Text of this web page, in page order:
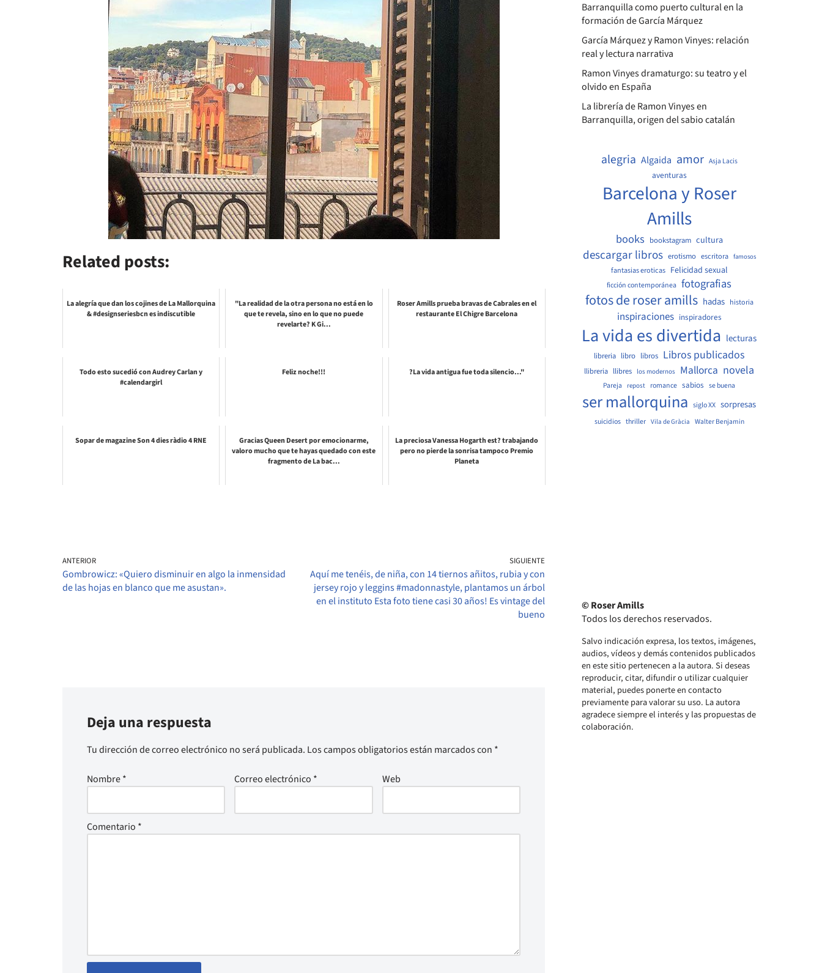
Related posts:
La alegría que dan los cojines de La Mallorquina
& #designseriesbcn es indiscutible
"La realidad de la otra persona no está en lo
que te revela, sino en lo que no puede
revelarte? K Gi...
Roser Amills prueba bravas de Cabrales en el
restaurante El Chigre Barcelona
Todo esto sucedió con Audrey Carlan y
#calendargirl
Feliz noche!!! ?La vida antigua fue toda silencio..."
Sopar de magazine Son 4 dies ràdio 4 RNE
Gracias Queen Desert por emocionarme,
valoro mucho que te hayas quedado con este
fragmento de La bac...
La preciosa Vanessa Hogarth est? trabajando
pero no pierde la sonrisa tampoco Premio
Planeta
ANTERIOR
Gombrowicz: «Quiero disminuir en algo la inmensidad
de las hojas en blanco que me asustan».
SIGUIENTE
Aquí me tenéis, de niña, con 14 tiernos añitos, rubia y con
jersey rojo y leggins #madonnastyle, plantamos un árbol
en el instituto Esta foto tiene casi 30 años! Es vintage del
bueno
Deja una respuesta
Tu dirección de correo electrónico no será publicada. Los campos obligatorios están marcados con *
Nombre* Correo electrónico * Web
Comentario *
Barranquilla como puerto cultural en la
formación de García Márquez
García Márquez y Ramon Vinyes: relación
real y lectura narrativa
Ramon Vinyes dramaturgo: su teatro y el
olvido en España
La librería de Ramon Vinyes en
Barranquilla, origen del sabio catalán
alegria Algaida amor Asja Lacis
aventuras
Barcelona y Roser
Amills
books bookstagram cultura
descargar libros erotismo escritora famosos
fantasias eroticas Felicidad sexual
ficción contemporánea fotografias
fotos de roser amills hadas historia
inspiraciones inspiradores
La vida es divertida lecturas
libreria libro libros Libros publicados
llibreria llibres los modernos Mallorca novela
Pareja repost romance sabios se buena
ser mallorquina siglo XX sorpresas
suicidios thriller Vila de Gràcia Walter Benjamin
© Roser Amills
Todos los derechos reservados.
Salvo indicación expresa, los textos, imágenes,
audios, vídeos y demás contenidos publicados
en este sitio pertenecen a la autora. Si deseas
reproducir, citar, difundir o utilizar cualquier
material, puedes ponerte en contacto
previamente para valorar su uso. La autora
agradece siempre el interés y las propuestas de
colaboración.